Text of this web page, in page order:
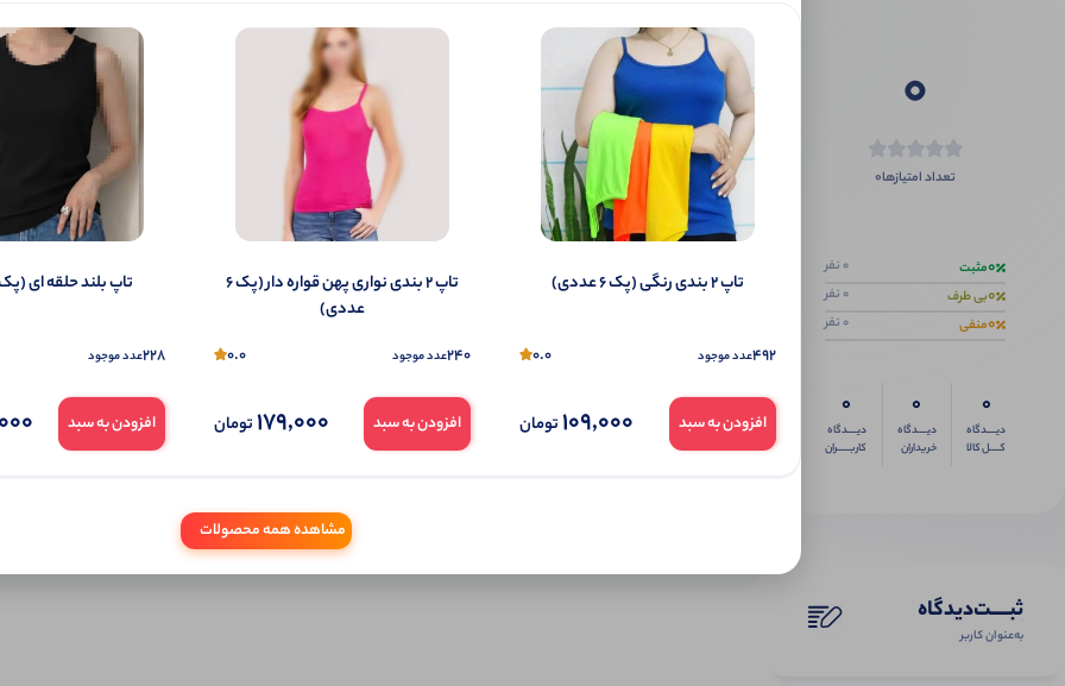
0
تعداد امتیازها0
0مثبت 0 نفر
0بی طرف 0 نفر
0منفی 0 نفر
0
دیــــدگاه
کــــل کالا
0
دیــــدگاه
خریداران
0
دیــــدگاه
کاربـــــران
ثبـــــت‌دیدگاه
به‌عنوان کاربر
ثبـــــت‌دیدگاه
شما هم می‌توانید در مورد این کالا نظر دهید.
اگر این محصول را قبلا خریده باشید، دیدگاه شما به عنوان خریدار ثبت خواهد شد. همچنین در صورت
تاپ ۲ بندی رنگی (پک 6 عددی)
492عدد موجود 0.0
افزودن به سبد 109,000تومان
تاپ ۲ بندی نواری پهن قواره دار (پک 6
عددی)
240عدد موجود 0.0
افزودن به سبد 179,000تومان
تاپ بلند حلقه ای (پک 6
228عدد موجود
افزودن به سبد
مشاهده همه محصولات